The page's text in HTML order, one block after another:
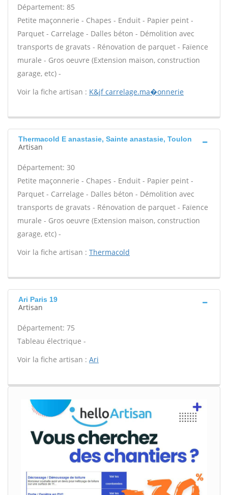
Département: 85
Petite maçonnerie - Chapes - Enduit - Papier peint -
Parquet - Carrelage - Dalles béton - Démolition avec
transports de gravats - Rénovation de parquet - Faïence
murale - Gros oeuvre (Extension maison, construction
garage, etc) -
Voir la fiche artisan : K&jf carrelage.ma�onnerie
Thermacold E anastasie, Sainte anastasie, Toulon
Artisan
Département: 30
Petite maçonnerie - Chapes - Enduit - Papier peint -
Parquet - Carrelage - Dalles béton - Démolition avec
transports de gravats - Rénovation de parquet - Faïence
murale - Gros oeuvre (Extension maison, construction
garage, etc) -
Voir la fiche artisan : Thermacold
Ari Paris 19
Artisan
Département: 75
Tableau électrique -
Voir la fiche artisan : Ari